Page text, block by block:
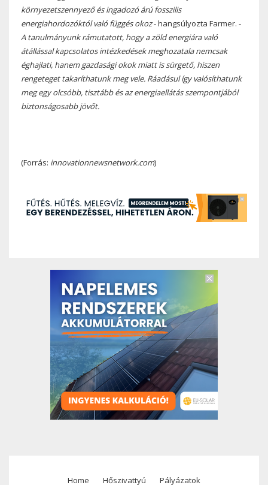
környezetszennyező és ingadozó árú fosszilis
energiahordozóktól való függés okoz- hangsúlyozta Farmer. -
A tanulmányunk rámutatott, hogy a zöld energiára való
átállással kapcsolatos intézkedések meghozatala nemcsak
éghajlati, hanem gazdasági okok miatt is sürgető, hiszen
rengeteget takaríthatunk meg vele. Ráadásul így valósíthatunk
meg egy olcsóbb, tisztább és az energiaellátás szempontjából
biztonságosabb jövőt.
(Forrás: innovationnewsnetwork.com)
Home Hőszivattyú Pályázatok